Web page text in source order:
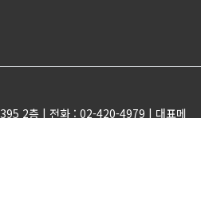
2층 | 전화 : 02-420-4979 | 대표메